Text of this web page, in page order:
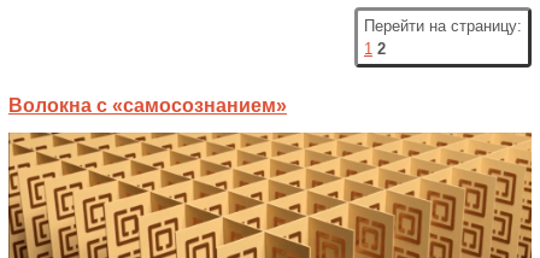
Перейти на страницу:
1 2
Волокна с «самосознанием»